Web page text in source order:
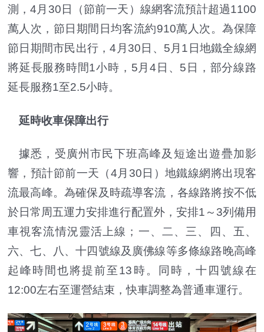
測，4月30日（節前一天）線網客流預計超過1100
萬人次，節日期間日均客流約910萬人次。為保障
節日期間市民出行，4月30日、5月1日地鐵全線網
將延長服務時間1小時，5月4日、5日，部分線路
延長服務1至2.5小時。
延時收車保障出行
據悉，受廣州市民下班高峰及短途出遊疊加影
響，預計節前一天（4月30日）地鐵線網將出現客
流最高峰。為確保及時疏導客流，各線路將按不低
於日常周五運力安排進行配置外，安排1～3列備用
車視客流情況靈活上線；一、二、三、四、五、
六、七、八、十四號線及廣佛線等多條線路晚高峰
起峰時間也將提前至13時。同時，十四號線在
12:00左右至運營結束，快車調整為普通車運行。